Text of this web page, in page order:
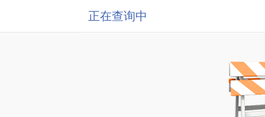
正在查询中